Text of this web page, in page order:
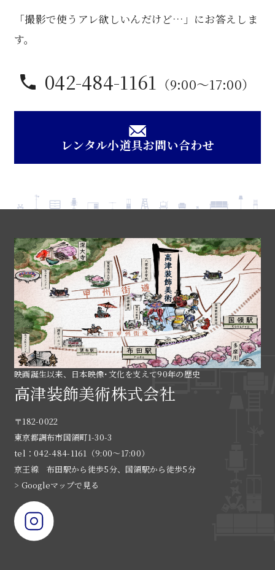
個
「撮影で使うアレ欲しいんだけど…」にお答えしま
す。
042-484-1161 （9:00〜17:00）
レンタル小道具お問い合わせ
映画誕生以来、日本映像･文化を支えて90年の歴史
高津装飾美術株式会社
〒182-0022
東京都調布市国領町1-30-3
tel：042-484-1161（9:00〜17:00）
京王線 布田駅から徒歩5分、国領駅から徒歩5分
> Googleマップで見る